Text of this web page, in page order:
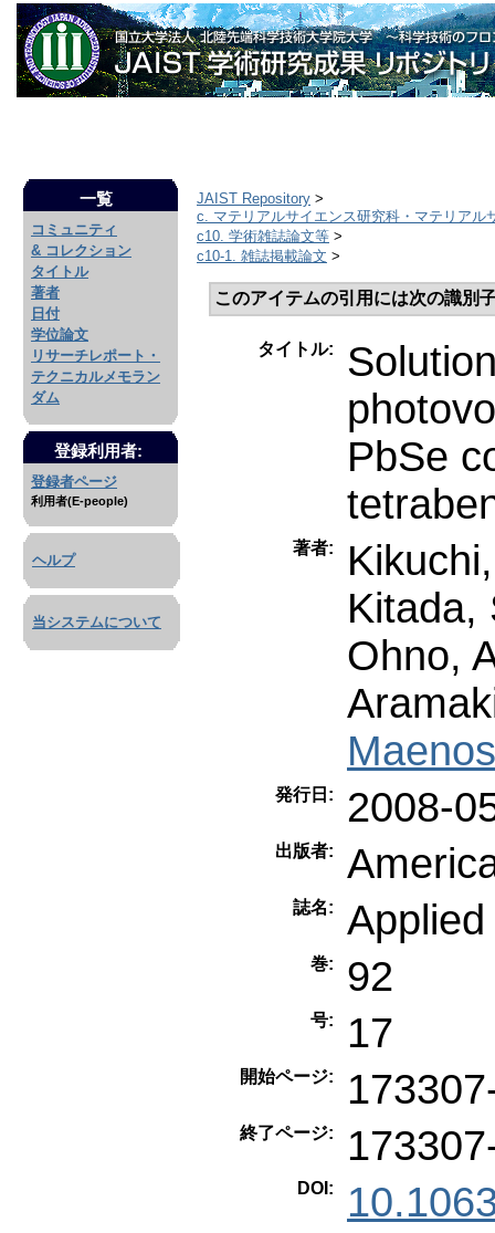
一覧
コミュニティ
& コレクション
タイトル
著者
日付
学位論文
リサーチレポート・
テクニカルメモラン
ダム
登録利用者:
登録者ページ
利用者(E-people)
ヘルプ
当システムについて
JAIST Repository >
c. マテリアルサイエンス研究科・マテリアル
c10. 学術雑誌論文等 >
c10-1. 雑誌掲載論文 >
このアイテムの引用には次の識別
タイトル:
PbSe
著者:
Kitada,
Ohno,
発行日: 2008-
出版者:
誌名:
巻: 92
号: 17
開始ページ:
終了ページ:
DOI: